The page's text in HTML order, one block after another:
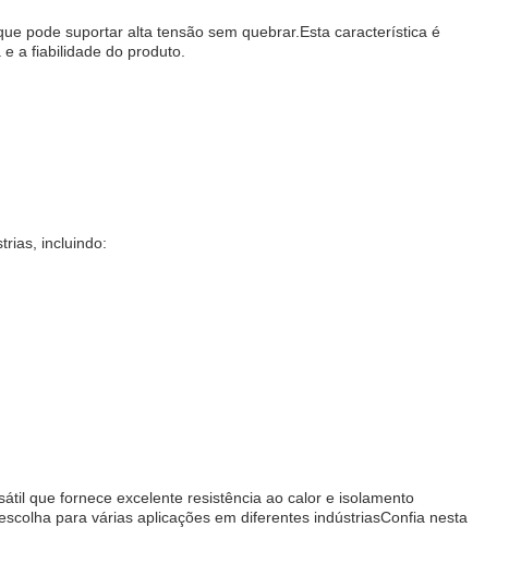
pode suportar alta tensão sem quebrar.Esta característica é
a fiabilidade do produto.
incluindo:
que fornece excelente resistência ao calor e isolamento
para várias aplicações em diferentes indústriasConfia nesta